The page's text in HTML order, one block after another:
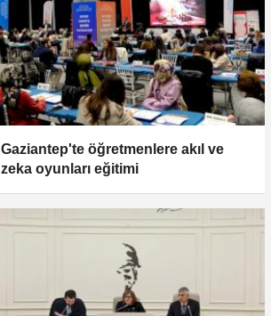
Gaziantep'te öğretmenlere akıl ve
zeka oyunları eğitimi